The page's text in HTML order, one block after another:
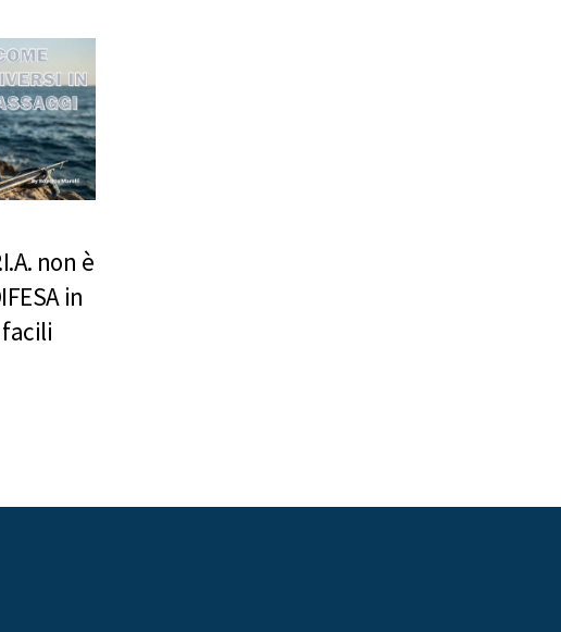
non è
in